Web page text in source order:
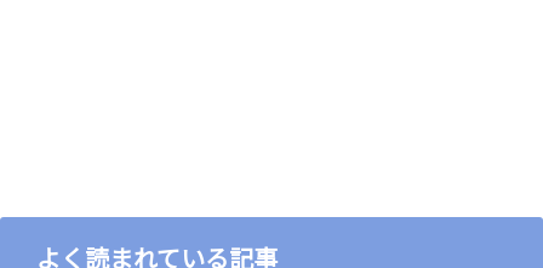
よく読まれている記事